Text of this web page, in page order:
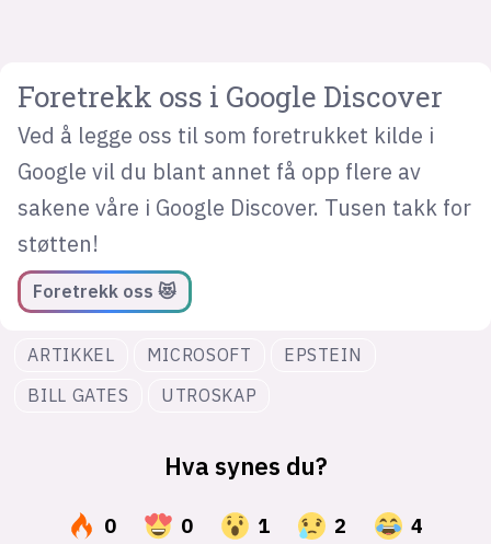
Foretrekk oss i Google Discover
Ved å legge oss til som foretrukket kilde i
Google vil du blant annet få opp flere av
sakene våre i Google Discover. Tusen takk for
støtten!
Foretrekk oss 😻
ARTIKKEL MICROSOFT
EPSTEIN
BILL GATES
UTROSKAP